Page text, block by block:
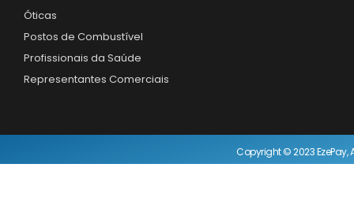
Óticas
Postos de Combustível
Profissionais da Saúde
Representantes Comerciais
Copyright © 2023 EzePay,